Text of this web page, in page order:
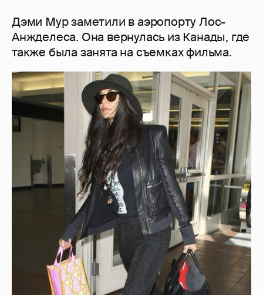
Дэми Мур заметили в аэропорту Лос-
Анжделеса. Она вернулась из Канады, где
также была занята на съемках фильма.